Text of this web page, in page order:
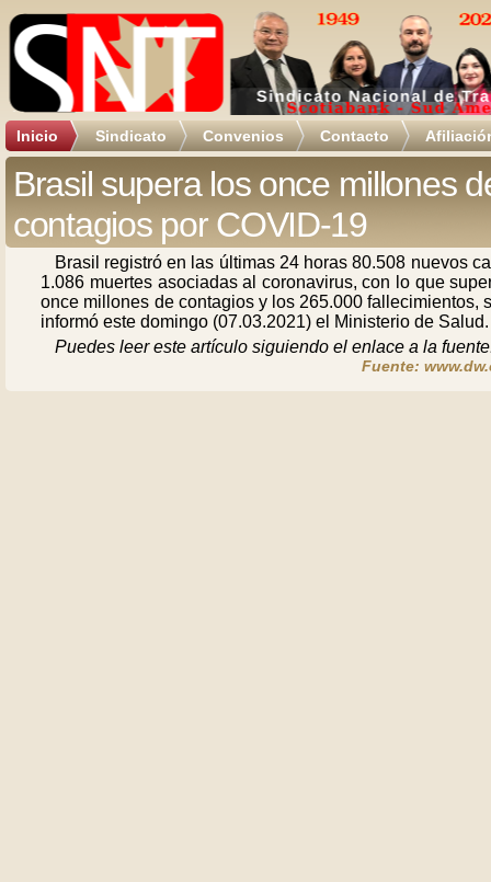
Inicio Sindicato Convenios Contacto
Brasil supera los once millones
contagios por COVID-19
Brasil registró en las últimas 24 horas 80.508 nuevos
1.086 muertes asociadas al coronavirus, con lo que
once millones de contagios y los 265.000 fallecimientos,
informó este domingo (07.03.2021) el Ministerio de Salud.
Puedes leer este artículo siguiendo el enlace a la
Fuente: